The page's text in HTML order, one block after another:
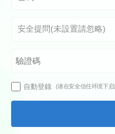
自動登錄 (请在安全信任环境下启